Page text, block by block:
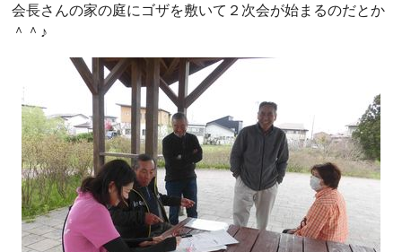
会長さんの家の庭にゴザを敷いて２次会が始まるのだとか
＾＾♪